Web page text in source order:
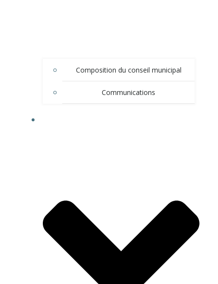
Composition du conseil municipal
Communications